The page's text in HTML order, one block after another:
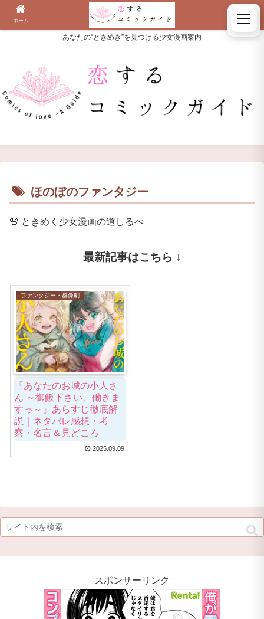
あなたの“ときめき”を見つける少女漫画案内
ほのぼのファンタジー
🌸 ときめく少女漫画の道しるべ
最新記事はこちら ↓
ファンタジー・群像劇
『あなたのお城の小人さ
ん ～御飯下さい、働きま
すっ～』あらすじ徹底解
説｜ネタバレ感想・考
察・名言＆見どころ
2025.09.09
スポンサーリンク
ホーム 検索